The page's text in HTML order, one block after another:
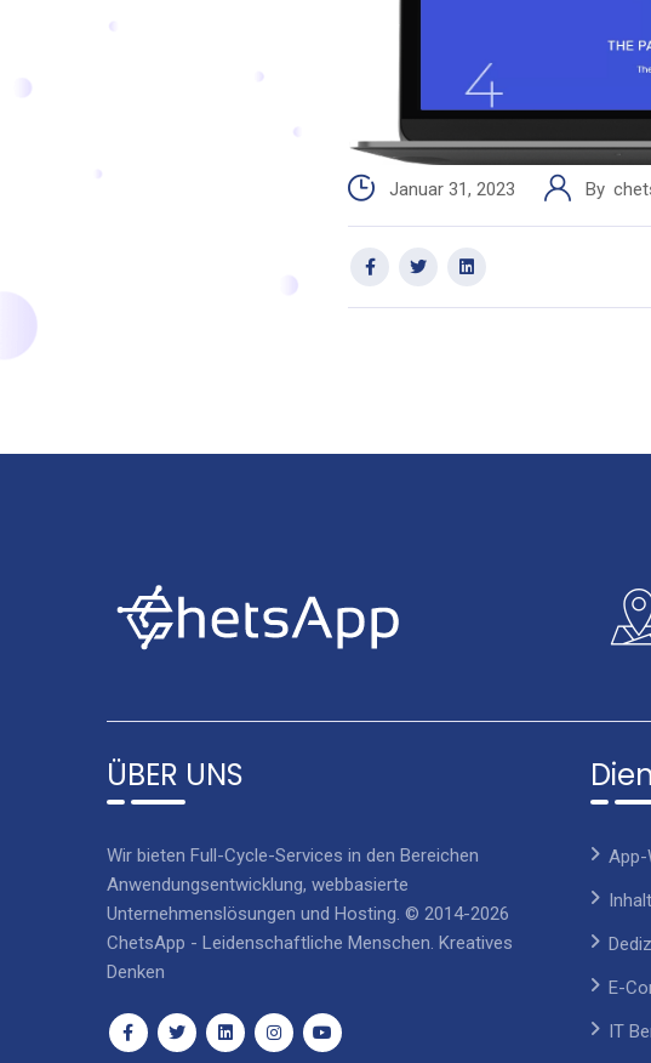
Januar 31, 2023 By
ÜBER UNS
Wir bieten Full-Cycle-Services in den Bereichen
Anwendungsentwicklung, webbasierte
Unternehmenslösungen und Hosting. © 2014-2026
ChetsApp - Leidenschaftliche Menschen. Kreatives
Denken
App-
E-
IT